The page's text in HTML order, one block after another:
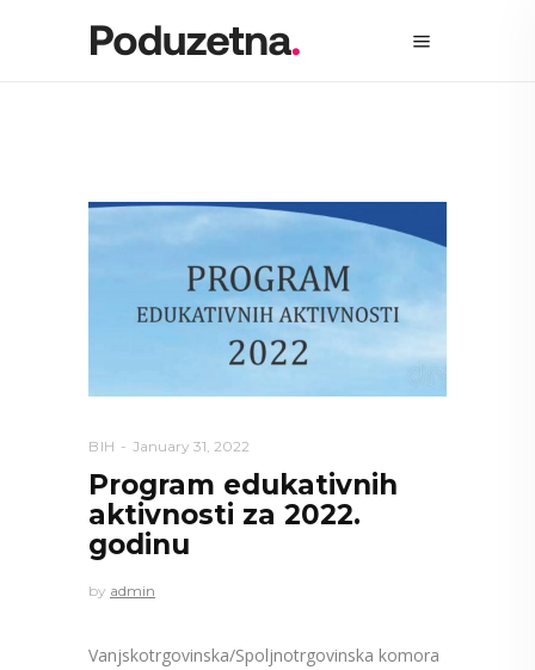
BIH January 31, 2022
Program edukativnih
aktivnosti za 2022.
godinu
by admin
Vanjskotrgovinska/Spoljnotrgovinska komora